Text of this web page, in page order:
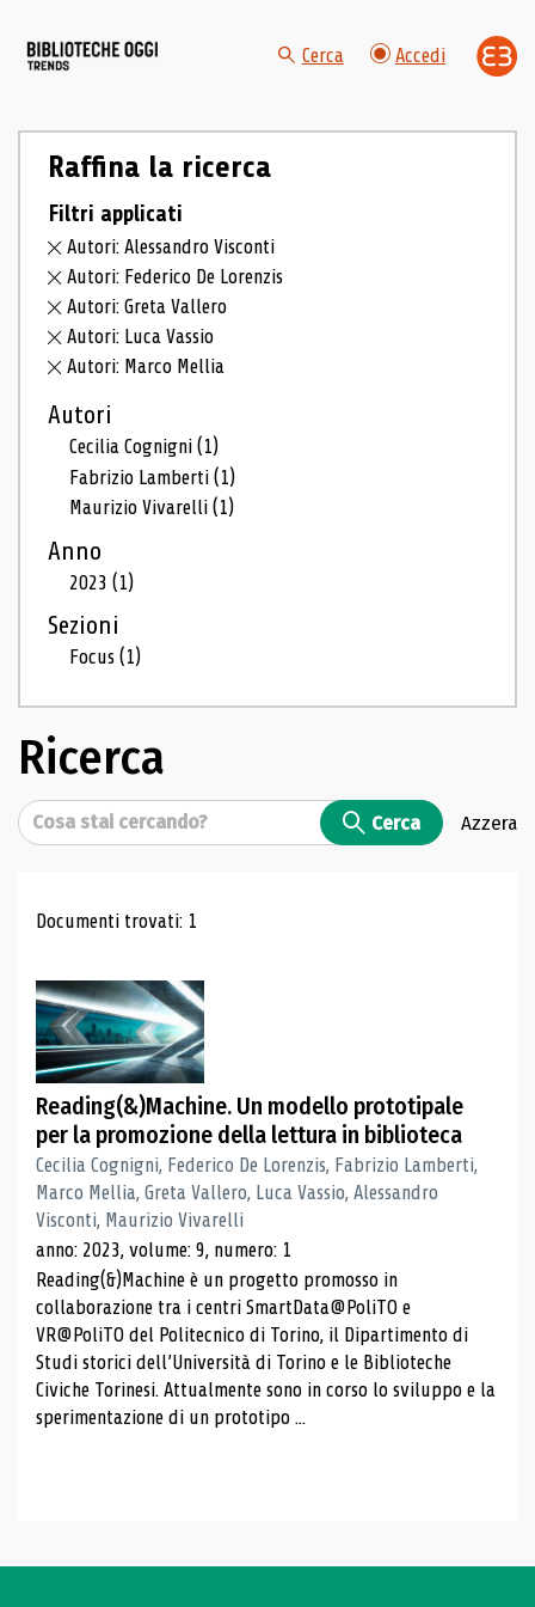
Cerca Accedi
Raffina la ricerca
Filtri applicati
Autori: Alessandro Visconti
Autori: Federico De Lorenzis
Autori: Greta Vallero
Autori: Luca Vassio
Autori: Marco Mellia
Autori
Cecilia Cognigni(1)
Fabrizio Lamberti(1)
Maurizio Vivarelli(1)
Anno
2023(1)
Sezioni
Focus(1)
Ricerca
Cerca Cerca Azzera
Risultati di ricerca
Documenti trovati: 1
Reading(&)Machine. Un modello prototipale
per la promozione della lettura in biblioteca
Cecilia Cognigni, Federico De Lorenzis, Fabrizio Lamberti,
Marco Mellia, Greta Vallero, Luca Vassio, Alessandro
Visconti, Maurizio Vivarelli
anno: 2023, volume: 9, numero: 1
Reading(&)Machine è un progetto promosso in
collaborazione tra i centri SmartData@PoliTO e
VR@PoliTO del Politecnico di Torino, il Dipartimento di
Studi storici dell’Università di Torino e le Biblioteche
Civiche Torinesi. Attualmente sono in corso lo sviluppo e la
sperimentazione di un prototipo ...